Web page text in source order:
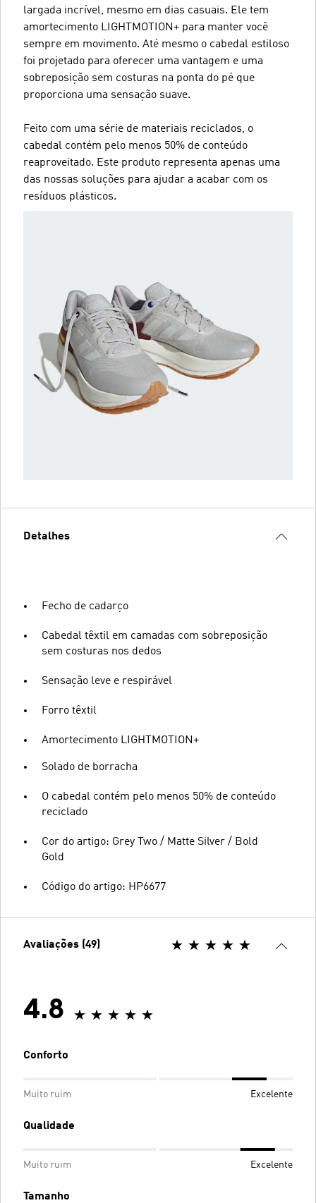
largada incrível, mesmo em dias casuais. Ele tem
amortecimento LIGHTMOTION+ para manter você
sempre em movimento. Até mesmo o cabedal estiloso
foi projetado para oferecer uma vantagem e uma
sobreposição sem costuras na ponta do pé que
proporciona uma sensação suave.
Feito com uma série de materiais reciclados, o
cabedal contém pelo menos 50% de conteúdo
reaproveitado. Este produto representa apenas uma
das nossas soluções para ajudar a acabar com os
resíduos plásticos.
Detalhes
Fecho de cadarço
Cabedal têxtil em camadas com sobreposição
sem costuras nos dedos
Sensação leve e respirável
Forro têxtil
Amortecimento LIGHTMOTION+
Solado de borracha
O cabedal contém pelo menos 50% de conteúdo
reciclado
Cor do artigo: Grey Two / Matte Silver / Bold
Gold
Código do artigo: HP6677
Avaliações (49)
4.8
Conforto
Muito ruim Excelente
Qualidade
Muito ruim Excelente
Tamanho